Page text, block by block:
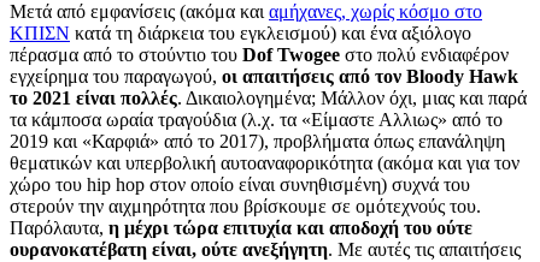
Μετά από εμφανίσεις (ακόμα και αμήχανες, χωρίς κόσμο στο
ΚΠΙΣΝ κατά τη διάρκεια του εγκλεισμού) και ένα αξιόλογο
πέρασμα από το στούντιο του Dof Twogee στο πολύ ενδιαφέρον
εγχείρημα του παραγωγού, οι απαιτήσεις από τον Bloody Hawk
το 2021 είναι πολλές. Δικαιολογημένα; Μάλλον όχι, μιας και παρά
τα κάμποσα ωραία τραγούδια (λ.χ. τα «Είμαστε Αλλιως» από το
2019 και «Καρφιά» από το 2017), προβλήματα όπως επανάληψη
θεματικών και υπερβολική αυτοαναφορικότητα (ακόμα και για τον
χώρο του hip hop στον οποίο είναι συνηθισμένη) συχνά του
στερούν την αιχμηρότητα που βρίσκουμε σε ομότεχνούς του.
Παρόλαυτα, η μέχρι τώρα επιτυχία και αποδοχή του ούτε
ουρανοκατέβατη είναι, ούτε ανεξήγητη. Με αυτές τις απαιτήσεις